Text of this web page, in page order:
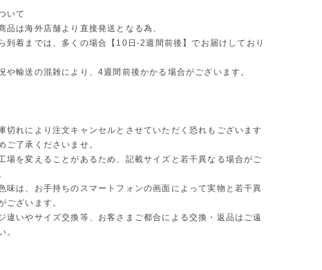
いて
品は海外店舗より直接発送となる為、
到着までは、多くの場合【10日-2週間前後】でお届けしており
や輸送の混雑により、4週間前後かかる場合がございます。
切れにより注文キャンセルとさせていただく恐れもございます
ご了承くださいませ。
場を変えることがあるため、記載サイズと若干異なる場合がご
味は、お手持ちのスマートフォンの画面によって実物と若干異
ございます。
違いやサイズ交換等、お客さまご都合による交換・返品はご遠
。